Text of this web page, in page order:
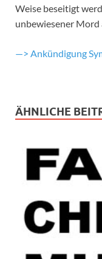
Weise beseitigt
unbewiesener Mord
—> Ankündigung
ÄHNLICHE